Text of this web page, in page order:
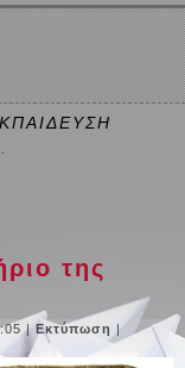
της
|Εκτύπωση |